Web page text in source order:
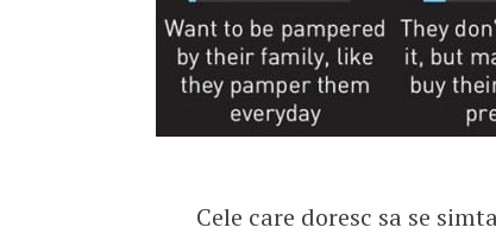
Cele care doresc sa se